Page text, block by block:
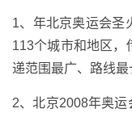
1、年北京奥运会圣
113个城市和地区，
递范围最广、路线最
2、北京2008年奥